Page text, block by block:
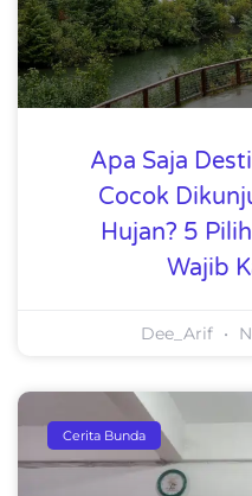
Apa Saja
Cocok
Hujan? 5
Wajib
Dee_Arif
Cerita Bunda